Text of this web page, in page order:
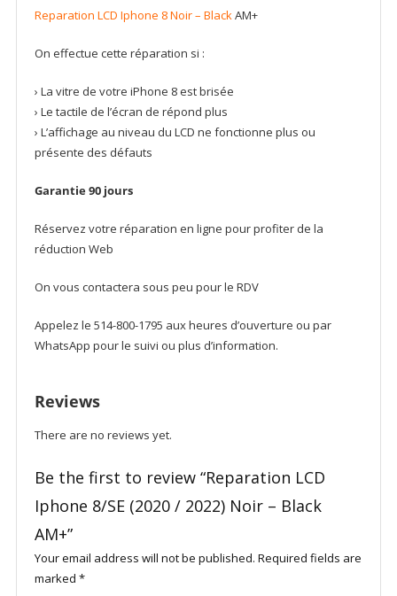
AM+Reparation LCD Iphone 8 Noir – BlackAM+
On effectue cette réparation si :
› La vitre de votre iPhone 8 est brisée
› Le tactile de l’écran de répond plus
› L’affichage au niveau du LCD ne fonctionne plus ou
présente des défauts
Garantie 90 jours
Réservez votre réparation en ligne pour profiter de la
réduction Web
On vous contactera sous peu pour le RDV
Appelez le 514-800-1795 aux heures d’ouverture ou par
WhatsApp pour le suivi ou plus d’information.
Reviews
There are no reviews yet.
Be the first to review “Reparation LCD
Iphone 8/SE (2020 / 2022) Noir – Black
AM+”
Your email address will not be published. Required fields are
marked *